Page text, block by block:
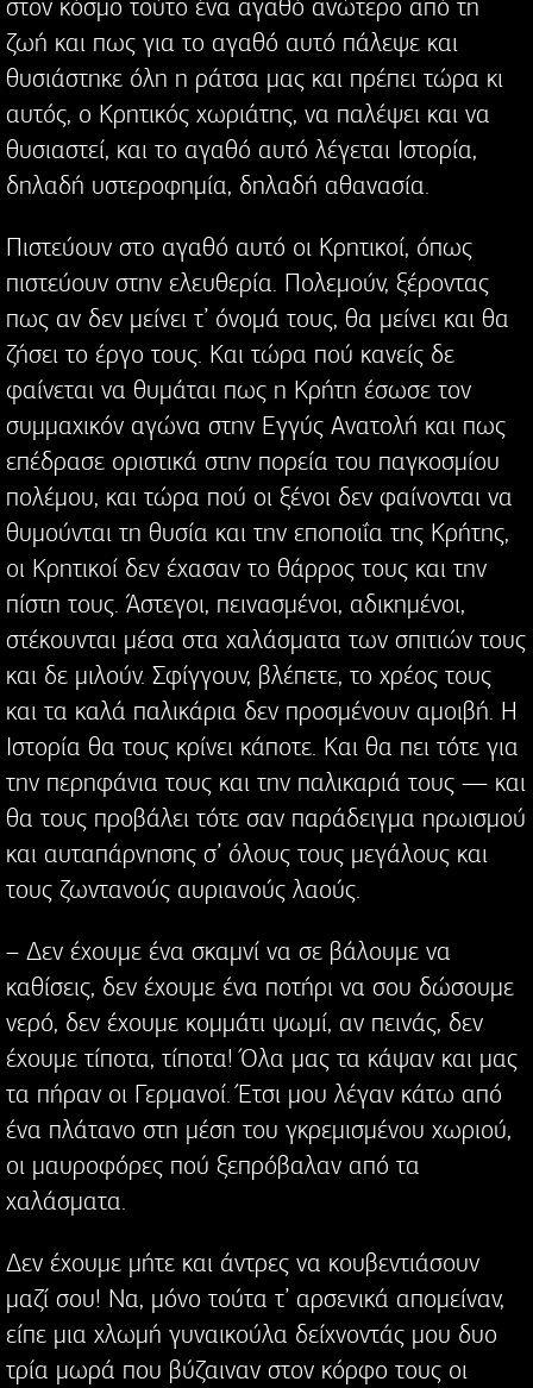
στον κόσμο τούτο ένα αγαθό ανώτερο από τη
ζωή και πως για το αγαθό αυτό πάλεψε και
θυσιάστηκε όλη η ράτσα μας και πρέπει τώρα κι
αυτός, ο Κρητικός χωριάτης, να παλέψει και να
θυσιαστεί, και το αγαθό αυτό λέγεται Ιστορία,
δηλαδή υστεροφημία, δηλαδή αθανασία.
Πιστεύουν στο αγαθό αυτό οι Κρητικοί, όπως
πιστεύουν στην ελευθερία. Πολεμούν, ξέροντας
πως αν δεν μείνει τ’ όνομά τους, θα μείνει και θα
ζήσει το έργο τους. Και τώρα πού κανείς δε
φαίνεται να θυμάται πως η Κρήτη έσωσε τον
συμμαχικόν αγώνα στην Εγγύς Ανατολή και πως
επέδρασε οριστικά στην πορεία του παγκοσμίου
πολέμου, και τώρα πού οι ξένοι δεν φαίνονται να
θυμούνται τη θυσία και την εποποιΐα της Κρήτης,
οι Κρητικοί δεν έχασαν το θάρρος τους και την
πίστη τους. Άστεγοι, πεινασμένοι, αδικημένοι,
στέκουνται μέσα στα χαλάσματα των σπιτιών τους
και δε μιλούν. Σφίγγουν, βλέπετε, το χρέος τους
και τα καλά παλικάρια δεν προσμένουν αμοιβή. Η
Ιστορία θα τους κρίνει κάποτε. Και θα πει τότε για
την περηφάνια τους και την παλικαριά τους — και
θα τους προβάλει τότε σαν παράδειγμα ηρωισμού
και αυταπάρνησης σ’ όλους τους μεγάλους και
τους ζωντανούς αυριανούς λαούς.
– Δεν έχουμε ένα σκαμνί να σε βάλουμε να
καθίσεις, δεν έχουμε ένα ποτήρι να σου δώσουμε
νερό, δεν έχουμε κομμάτι ψωμί, αν πεινάς, δεν
έχουμε τίποτα, τίποτα! Όλα μας τα κάψαν και μας
τα πήραν οι Γερμανοί. Έτσι μου λέγαν κάτω από
ένα πλάτανο στη μέση του γκρεμισμένου χωριού,
οι μαυροφόρες πού ξεπρόβαλαν από τα
χαλάσματα.
Δεν έχουμε μήτε και άντρες να κουβεντιάσουν
μαζί σου! Να, μόνο τούτα τ’ αρσενικά απομείναν,
είπε μια χλωμή γυναικούλα δείχνοντάς μου δυο
τρία μωρά που βύζαιναν στον κόρφο τους οι